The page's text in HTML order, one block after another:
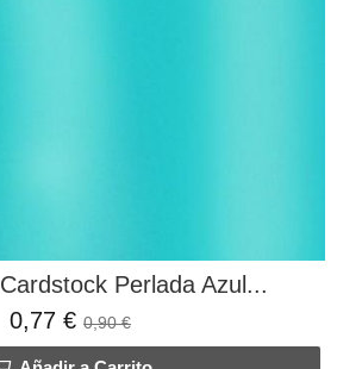
Perlada Azul...
0,77 € 0,90 €